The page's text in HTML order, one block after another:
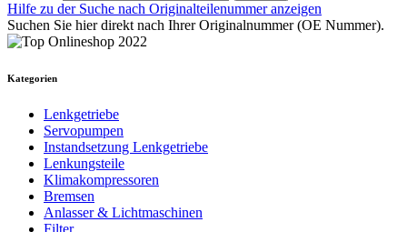
Hilfe zu der Suche nach Originalteilenummer anzeigen
Suchen Sie hier direkt nach Ihrer Originalnummer (OE Nummer).
Kategorien
Lenkgetriebe
Servopumpen
Instandsetzung Lenkgetriebe
Lenkungsteile
Klimakompressoren
Bremsen
Anlasser & Lichtmaschinen
Filter